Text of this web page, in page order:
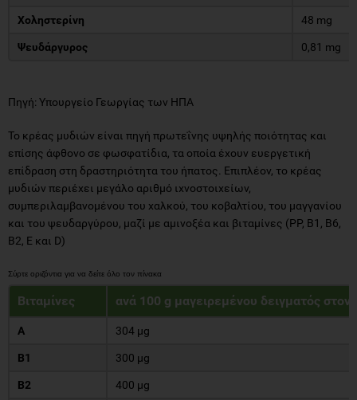
Χοληστερίνη 48 mg
Ψευδάργυρος 0,81 mg
Πηγή: Υπουργείο Γεωργίας των ΗΠΑ
Το κρέας μυδιών είναι πηγή πρωτεΐνης υψηλής ποιότητας και
επίσης άφθονο σε φωσφατίδια, τα οποία έχουν ευεργετική
επίδραση στη δραστηριότητα του ήπατος. Επιπλέον, το κρέας
μυδιών περιέχει μεγάλο αριθμό ιχνοστοιχείων,
συμπεριλαμβανομένου του χαλκού, του κοβαλτίου, του μαγγανίου
και του ψευδαργύρου, μαζί με αμινοξέα και βιταμίνες (PP, B1, B6,
B2, E και D)
Βιταμίνες ανά 100 g μαγειρεμένου δειγματός στον
Α 304 μg
Β1 300 μg
Β2 400 μg